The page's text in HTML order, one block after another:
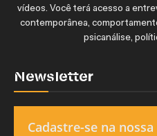
vídeos. Você terá acesso a
contemporânea,
psicanálise,
Newsletter
Cadastre-se na